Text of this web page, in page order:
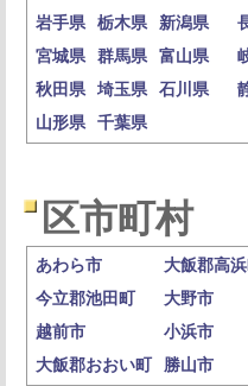
岩手県
栃木県 新潟県
宮城県
群馬県 富山県
秋田県
埼玉県 石川県
山形県
千葉県
区市町村
あわら市 大飯郡高浜
今立郡池田町
大野市
越前市
小浜市
大飯郡おおい町
勝山市